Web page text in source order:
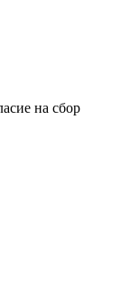
на сбор